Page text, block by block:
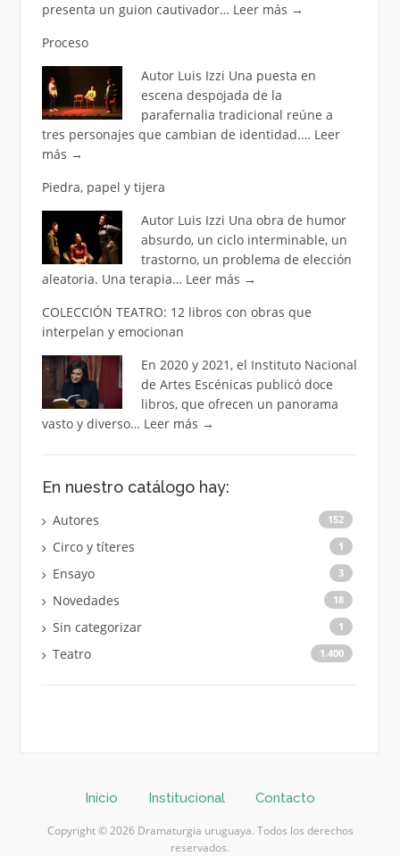
presenta un guion cautivador… Leer más →
Proceso
Autor Luis Izzi Una puesta en
escena despojada de la
parafernalia tradicional reúne a
tres personajes que cambian de identidad.… Leer
más →
Piedra, papel y tijera
Autor Luis Izzi Una obra de humor
absurdo, un ciclo interminable, un
trastorno, un problema de elección
aleatoria. Una terapia… Leer más →
COLECCIÓN TEATRO: 12 libros con obras que
interpelan y emocionan
En 2020 y 2021, el Instituto Nacional
de Artes Escénicas publicó doce
libros, que ofrecen un panorama
vasto y diverso… Leer más →
En nuestro catálogo hay:
Autores 152
Circo y títeres 1
Ensayo 3
Novedades 18
Sin categorizar 1
Teatro 1.400
Inicio Institucional Contacto
Copyright © 2026 Dramaturgia uruguaya. Todos los derechos
reservados.